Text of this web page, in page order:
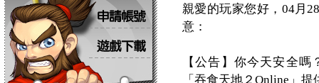
親愛的玩家您好，04月
意：
【公告】你今天安全
「吞食天地２Online」